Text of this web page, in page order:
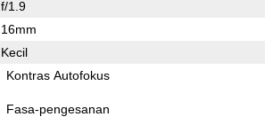
f/1.9
16mm
Kecil
Kontras Autofokus
Fasa-pengesanan